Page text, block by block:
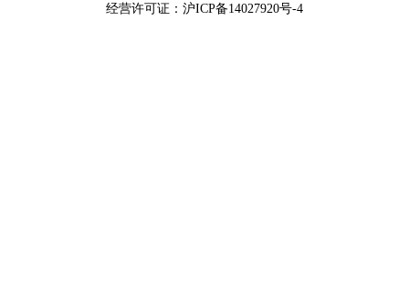
经营许可证： 沪ICP备14027920号-4